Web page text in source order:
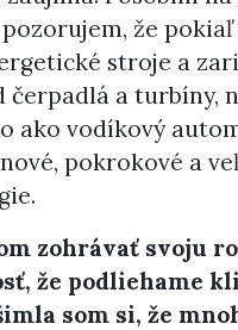
že pokiaľ
stroje a
čerpadlá a turbíny,
ako vodíkový
pokrokové a
zohrávať svoju
že podliehame
som si, že